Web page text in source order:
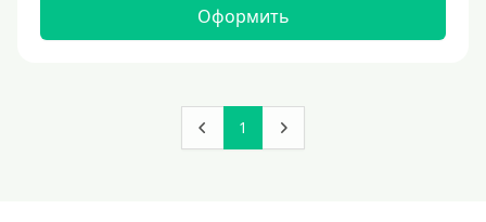
180000 руб
Оформить
1